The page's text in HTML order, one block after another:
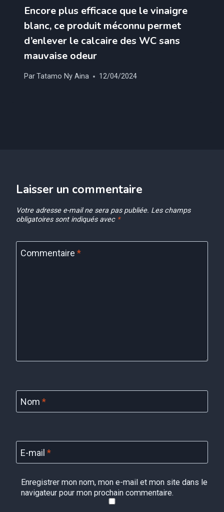
Encore plus efficace que le vinaigre
blanc, ce produit méconnu permet
d’enlever le calcaire des WC sans
mauvaise odeur
ParTatamo Ny Aina 12/04/2024
Laisser un commentaire
Votre adresse e-mail ne sera pas publiée. Les champs
obligatoires sont indiqués avec *
Commentaire *
Nom *
E-mail *
Enregistrer mon nom, mon e-mail et mon site dans le
navigateur pour mon prochain commentaire.